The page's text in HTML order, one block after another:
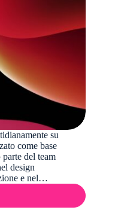
su
come base
del team
design
e nel…